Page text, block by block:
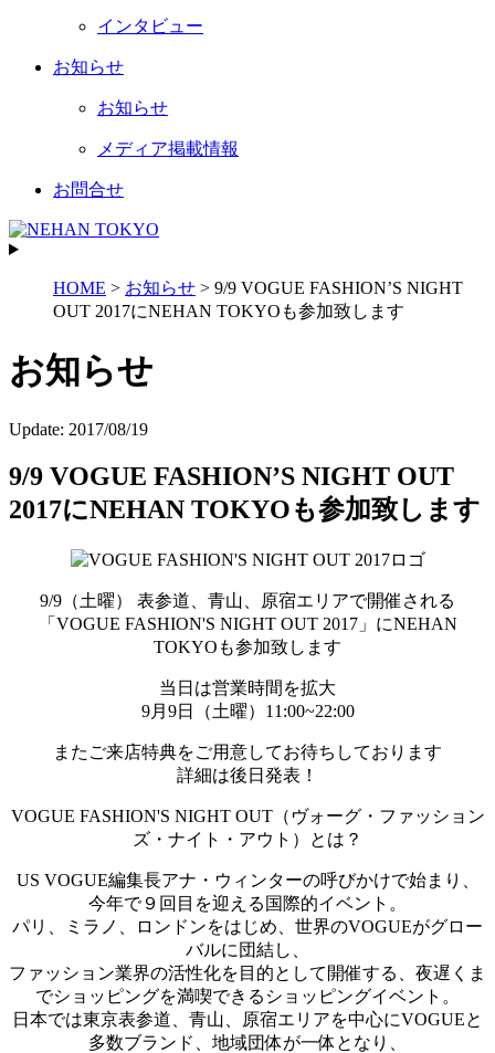
インタビュー
お知らせ
お知らせ
メディア掲載情報
お問合せ
HOME > お知らせ > 9/9 VOGUE FASHION’S NIGHT
OUT 2017にNEHAN TOKYOも参加致します
お知らせ
Update: 2017/08/19
9/9 VOGUE FASHION’S NIGHT OUT
2017にNEHAN TOKYOも参加致します
9/9（土曜） 表参道、青山、原宿エリアで開催される
「VOGUE FASHION'S NIGHT OUT 2017」にNEHAN
TOKYOも参加致します
当日は営業時間を拡大
9月9日（土曜）11:00~22:00
またご来店特典をご用意してお待ちしております
詳細は後日発表！
VOGUE FASHION'S NIGHT OUT（ヴォーグ・ファッション
ズ・ナイト・アウト）とは？
US VOGUE編集長アナ・ウィンターの呼びかけで始まり、
今年で９回目を迎える国際的イベント。
パリ、ミラノ、ロンドンをはじめ、世界のVOGUEがグロー
バルに団結し、
ファッション業界の活性化を目的として開催する、夜遅くま
でショッピングを満喫できるショッピングイベント。
日本では東京表参道、青山、原宿エリアを中心にVOGUEと
多数ブランド、地域団体が一体となり、